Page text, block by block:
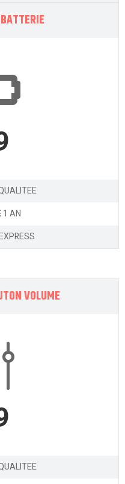
1 AN
VOLUME